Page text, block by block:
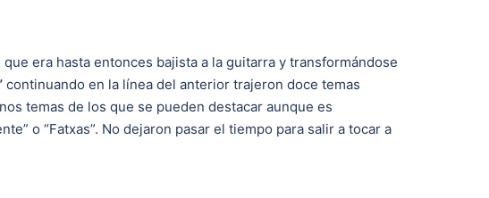
era hasta entonces bajista a la guitarra y transformándose
continuando en la línea del anterior trajeron doce temas
temas de los que se pueden destacar aunque es
o “Fatxas”. No dejaron pasar el tiempo para salir a tocar a